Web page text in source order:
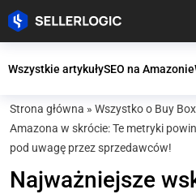
Wszystkie artykułySEO na Amazonie
Strona główna » Wszystko o Buy Box
Amazona w skrócie: Te metryki
pod uwagę przez sprzedawców!
Najważniejsze